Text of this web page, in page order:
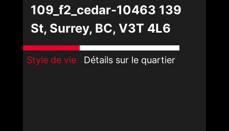
109_f2_cedar-10463 139
St, Surrey, BC, V3T 4L6
Style de vie Détails sur le quartier